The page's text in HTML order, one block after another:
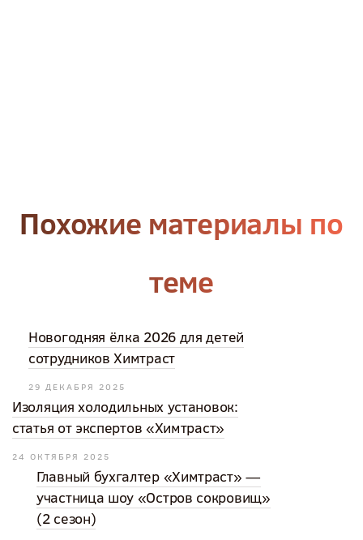
Похожие материалы по
теме
Новогодняя ёлка 2026 для детей
сотрудников Химтраст
29 ДЕКАБРЯ 2025
Изоляция холодильных установок:
статья от экспертов «Химтраст»
24 ОКТЯБРЯ 2025
Главный бухгалтер «Химтраст» —
участница шоу «Остров сокровищ»
(2 сезон)